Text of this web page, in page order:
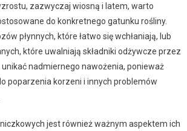
zazwyczaj wiosną i latem, warto
do konkretnego gatunku rośliny.
płynnych, które łatwo się wchłaniają, lub
które uwalniają składniki odżywcze przez
unikać nadmiernego nawożenia, ponieważ
poparzenia korzeni i innych problemów
jest również ważnym aspektem ich